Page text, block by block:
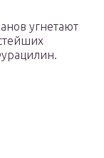
угнетают